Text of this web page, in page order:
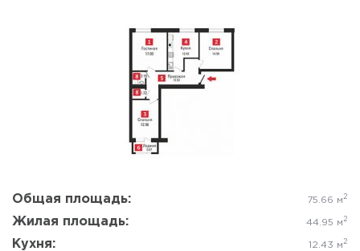
Общая площадь: 75.66 м 2
Жилая площадь: 44.95 м 2
Кухня: 12.43 м 2